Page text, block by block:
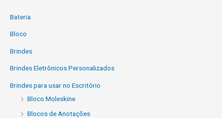
Bateria
Bloco
Brindes
Brindes Eletrônicos Personalizados
Brindes para usar no Escritório
Bloco Moleskine
Blocos de Anotações